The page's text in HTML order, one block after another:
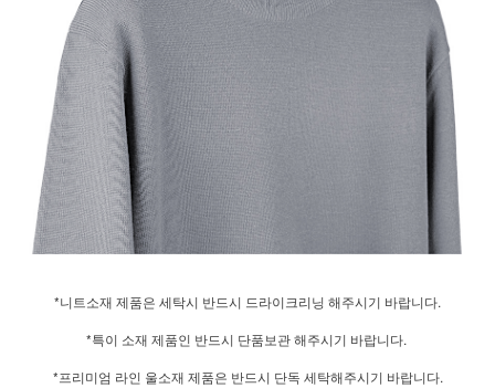
*니트소재 제품은 세탁시 반드시 드라이크리닝 해주시기 바랍니다.
*특이 소재 제품인 반드시 단품보관 해주시기 바랍니다.
*프리미엄 라인 울소재 제품은 반드시 단독 세탁해주시기 바랍니다.